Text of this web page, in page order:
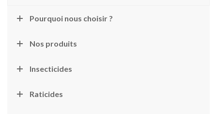
Pourquoi nous choisir ?
Nos produits
Insecticides
Raticides